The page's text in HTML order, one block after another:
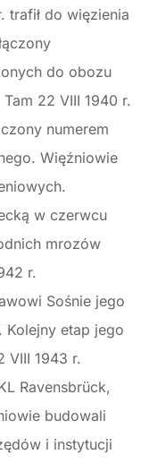
trafił do więzienia
do obozu
22 VIII 1940 r.
numerem
Więźniowie
w czerwcu
mrozów
r.
Sośnie jego
Kolejny etap jego
VIII 1943 r.
Ravensbrück,
budowali
i instytucji